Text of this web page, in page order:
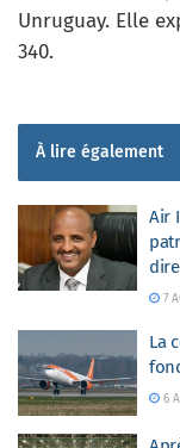
Unruguay. Elle
340.
À lire également
Air
7
La
6